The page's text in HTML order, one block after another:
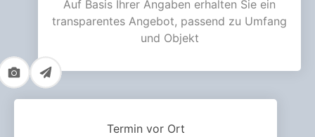
Auf Basis Ihrer Angaben erhalten Sie ein
transparentes Angebot, passend zu Umfang
und Objekt
Termin vor Ort